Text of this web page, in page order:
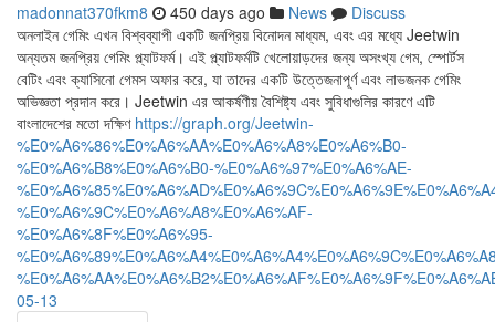
madonnat370fkm8 450 days ago News
Discuss
অনলাইন গেমিং এখন বিশ্বব্যাপী একটি জনপ্রিয় বিনোদন মাধ্যম, এবং এর মধ্যে Jeetwin
অন্যতম জনপ্রিয় গেমিং প্ল্যাটফর্ম। এই প্ল্যাটফর্মটি খেলোয়াড়দের জন্য অসংখ্য গেম, স্পোর্টস
বেটিং এবং ক্যাসিনো গেমস অফার করে, যা তাদের একটি উত্তেজনাপূর্ণ এবং লাভজনক গেমিং
অভিজ্ঞতা প্রদান করে। Jeetwin এর আকর্ষণীয় বৈশিষ্ট্য এবং সুবিধাগুলির কারণে এটি
বাংলাদেশের মতো দক্ষিণ https://graph.org/Jeetwin-
%E0%A6%86%E0%A6%AA%E0%A6%A8%E0%A6%B0-
%E0%A6%B8%E0%A6%B0-%E0%A6%97%E0%A6%AE-
%E0%A6%9C%E0%A6%A8%E0%A6%AF-
%E0%A6%8F%E0%A6%95-
05-13